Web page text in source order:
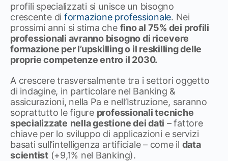
profili specializzati si unisce un bisogno
crescente di formazione professionale. Nei
prossimi anni si stima che fino al 75% dei profili
professionali avranno bisogno di ricevere
formazione per l’upskilling o il reskilling delle
proprie competenze entro il 2030.
A crescere trasversalmente tra i settori oggetto
di indagine, in particolare nel Banking &
assicurazioni, nella Pa e nell’Istruzione, saranno
soprattutto le figure professionali tecniche
specializzate nella gestione dei dati – fattore
chiave per lo sviluppo di applicazioni e servizi
basati sull’intelligenza artificiale – come il data
scientist(+9,1% nel Banking).